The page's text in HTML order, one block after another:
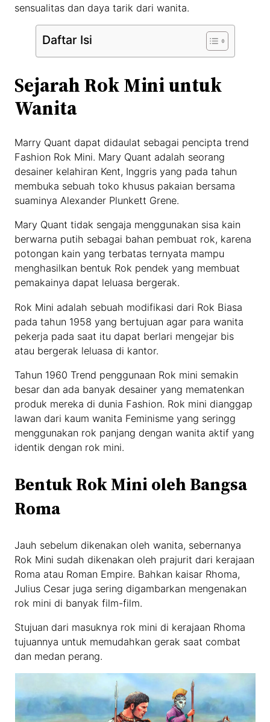
sensualitas dan daya tarik dari wanita.
Daftar Isi
Sejarah Rok Mini untuk
Wanita
Marry Quant dapat didaulat sebagai pencipta trend
Fashion Rok Mini. Mary Quant adalah seorang
desainer kelahiran Kent, Inggris yang pada tahun
membuka sebuah toko khusus pakaian bersama
suaminya Alexander Plunkett Grene.
Mary Quant tidak sengaja menggunakan sisa kain
berwarna putih sebagai bahan pembuat rok, karena
potongan kain yang terbatas ternyata mampu
menghasilkan bentuk Rok pendek yang membuat
pemakainya dapat leluasa bergerak.
Rok Mini adalah sebuah modifikasi dari Rok Biasa
pada tahun 1958 yang bertujuan agar para wanita
pekerja pada saat itu dapat berlari mengejar bis
atau bergerak leluasa di kantor.
Tahun 1960 Trend penggunaan Rok mini semakin
besar dan ada banyak desainer yang mematenkan
produk mereka di dunia Fashion. Rok mini dianggap
lawan dari kaum wanita Feminisme yang seringg
menggunakan rok panjang dengan wanita aktif yang
identik dengan rok mini.
Bentuk Rok Mini oleh Bangsa
Roma
Jauh sebelum dikenakan oleh wanita, sebernanya
Rok Mini sudah dikenakan oleh prajurit dari kerajaan
Roma atau Roman Empire. Bahkan kaisar Rhoma,
Julius Cesar juga sering digambarkan mengenakan
rok mini di banyak film-film.
Stujuan dari masuknya rok mini di kerajaan Rhoma
tujuannya untuk memudahkan gerak saat combat
dan medan perang.